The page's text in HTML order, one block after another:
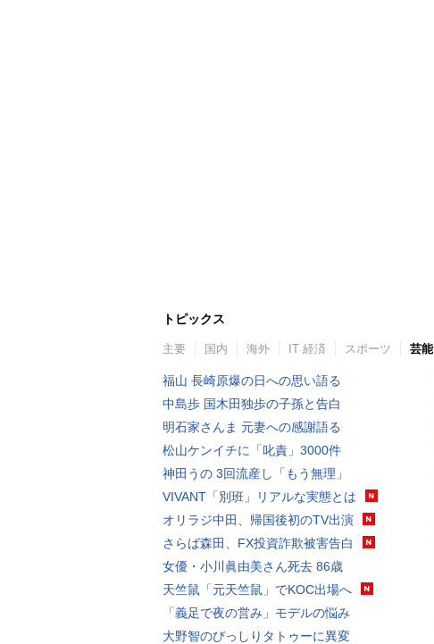
トピックス
主要 国内 海外 IT 経済 スポーツ 芸能
福山 長崎原爆の日への思い語る
中島歩 国木田独歩の子孫と告白
明石家さんま 元妻への感謝語る
松山ケンイチに「叱責」3000件
神田うの 3回流産し「もう無理」
VIVANT「別班」リアルな実態とは
オリラジ中田、帰国後初のTV出演
さらば森田、FX投資詐欺被害告白
女優・小川眞由美さん死去 86歳
天竺鼠「元天竺鼠」でKOC出場へ
「義足で夜の営み」モデルの悩み
大野智のびっしりタトゥーに異変